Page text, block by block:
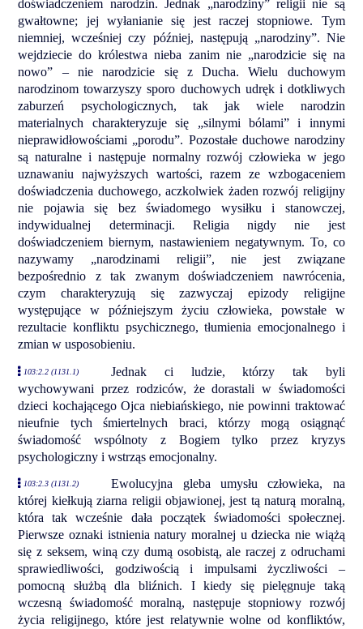
doświadczeniem narodzin. Jednak „narodziny” religii nie są
gwałtowne; jej wyłanianie się jest raczej stopniowe. Tym
niemniej, wcześniej czy później, następują „narodziny”. Nie
wejdziecie do królestwa nieba zanim nie „narodzicie się na
nowo” – nie narodzicie się z Ducha. Wielu duchowym
narodzinom towarzyszy sporo duchowych udręk i dotkliwych
zaburzeń psychologicznych, tak jak wiele narodzin
materialnych charakteryzuje się „silnymi bólami” i innymi
nieprawidłowościami „porodu”. Pozostałe duchowe narodziny
są naturalne i następuje normalny rozwój człowieka w jego
uznawaniu najwyższych wartości, razem ze wzbogaceniem
doświadczenia duchowego, aczkolwiek żaden rozwój religijny
nie pojawia się bez świadomego wysiłku i stanowczej,
indywidualnej determinacji. Religia nigdy nie jest
doświadczeniem biernym, nastawieniem negatywnym. To, co
nazywamy „narodzinami religii”, nie jest związane
bezpośrednio z tak zwanym doświadczeniem nawrócenia,
czym charakteryzują się zazwyczaj epizody religijne
występujące w późniejszym życiu człowieka, powstałe w
rezultacie konfliktu psychicznego, tłumienia emocjonalnego i
zmian w usposobieniu.
103:2.2 (1131.1)
Jednak ci ludzie, którzy tak byli
wychowywani przez rodziców, że dorastali w świadomości
dzieci kochającego Ojca niebiańskiego, nie powinni traktować
nieufnie tych śmiertelnych braci, którzy mogą osiągnąć
świadomość wspólnoty z Bogiem tylko przez kryzys
psychologiczny i wstrząs emocjonalny.
103:2.3 (1131.2)
Ewolucyjna gleba umysłu człowieka, na
której kiełkują ziarna religii objawionej, jest tą naturą moralną,
która tak wcześnie dała początek świadomości społecznej.
Pierwsze oznaki istnienia natury moralnej u dziecka nie wiążą
się z seksem, winą czy dumą osobistą, ale raczej z odruchami
sprawiedliwości, godziwością i impulsami życzliwości –
pomocną służbą dla bliźnich. I kiedy się pielęgnuje taką
wczesną świadomość moralną, następuje stopniowy rozwój
życia religijnego, które jest relatywnie wolne od konfliktów,